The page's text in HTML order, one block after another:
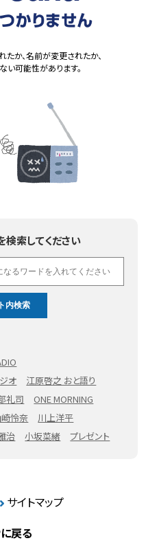
か、名前が変更されたか、
い可能性があります。
検索してください
オ
江原啓之 おと語り
礼司
ONE MORNING
怜奈
川上洋平
治 小坂菜緒 プレゼント
サイトマップ
戻る